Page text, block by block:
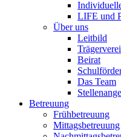
LIFE und
Über uns
Leitbild
Beirat
Das Team
Betreuung
Frühbetreuung
Mittagsbetreuung